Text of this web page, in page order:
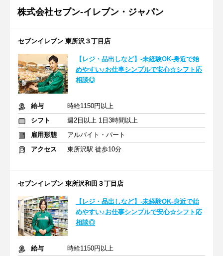
株式会社セブン-イレブン・ジャパン
セブンイレブン 東所沢３丁目店
【レジ・品出しなど】-未経験OK-身近で始
めやすい♪お仕事シンプルで安心☆シフト応
相談◎
給与
時給1150円以上
シフト
週2日以上 1日3時間以上
雇用形態
アルバイト・パート
アクセス
東所沢駅 徒歩10分
セブンイレブン 東所沢和田３丁目店
【レジ・品出しなど】-未経験OK-身近で始
めやすい♪お仕事シンプルで安心☆シフト応
相談◎
給与
時給1150円以上